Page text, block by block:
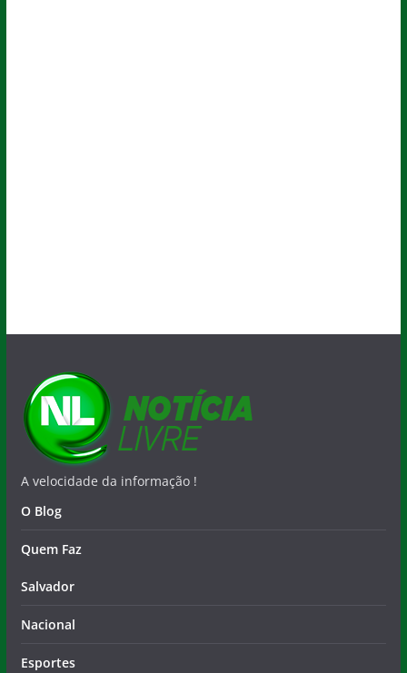
A velocidade da informação !
O Blog
Quem Faz
Salvador
Nacional
Esportes